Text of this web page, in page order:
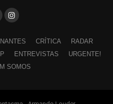
CRÍTICA
RADAR
ENTREVISTAS
URGENTE!
SOMOS